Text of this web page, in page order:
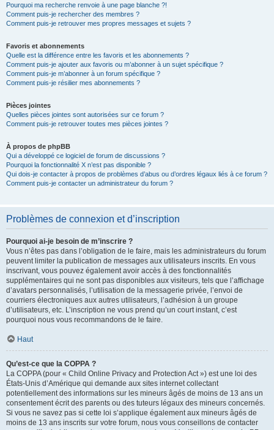
Pourquoi ma recherche renvoie à une page blanche ?!
Comment puis-je rechercher des membres ?
Comment puis-je retrouver mes propres messages et sujets ?
Favoris et abonnements
Quelle est la différence entre les favoris et les abonnements ?
Comment puis-je ajouter aux favoris ou m’abonner à un sujet spécifique ?
Comment puis-je m’abonner à un forum spécifique ?
Comment puis-je résilier mes abonnements ?
Pièces jointes
Quelles pièces jointes sont autorisées sur ce forum ?
Comment puis-je retrouver toutes mes pièces jointes ?
À propos de phpBB
Qui a développé ce logiciel de forum de discussions ?
Pourquoi la fonctionnalité X n’est pas disponible ?
Qui dois-je contacter à propos de problèmes d’abus ou d’ordres légaux liés à ce forum ?
Comment puis-je contacter un administrateur du forum ?
Problèmes de connexion et d’inscription
Pourquoi ai-je besoin de m’inscrire ?
Vous n’êtes pas dans l’obligation de le faire, mais les administrateurs du forum
peuvent limiter la publication de messages aux utilisateurs inscrits. En vous
inscrivant, vous pouvez également avoir accès à des fonctionnalités
supplémentaires qui ne sont pas disponibles aux visiteurs, tels que l’affichage
d’avatars personnalisés, l’utilisation de la messagerie privée, l’envoi de
courriers électroniques aux autres utilisateurs, l’adhésion à un groupe
d’utilisateurs, etc. L’inscription ne vous prend qu’un court instant, c’est
pourquoi nous vous recommandons de le faire.
Haut
Qu’est-ce que la COPPA ?
La COPPA (pour « Child Online Privacy and Protection Act ») est une loi des
États-Unis d’Amérique qui demande aux sites internet collectant
potentiellement des informations sur les mineurs âgés de moins de 13 ans un
consentement écrit des parents ou des tuteurs légaux des mineurs concernés.
Si vous ne savez pas si cette loi s’applique également aux mineurs âgés de
moins de 13 ans inscrits sur votre forum, nous vous conseillons de contacter